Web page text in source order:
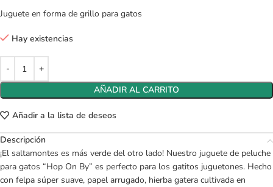
Juguete en forma de grillo para gatos
Hay existencias
AÑADIR AL CARRITO
Añadir a la lista de deseos
Descripción
¡El saltamontes es más verde del otro lado! Nuestro juguete de peluche
para gatos “Hop On By” es perfecto para los gatitos juguetones. Hecho
con felpa súper suave, papel arrugado, hierba gatera cultivada en